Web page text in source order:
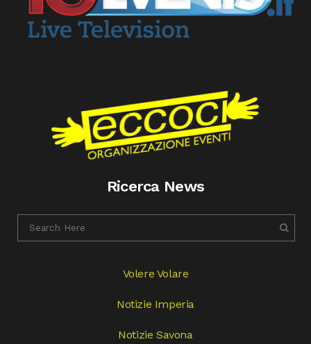
Ricerca News
Volere Volare
Notizie Imperia
Notizie Savona